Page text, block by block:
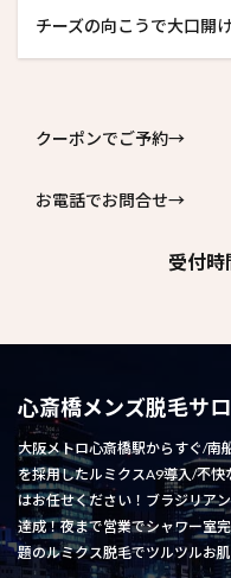
チーズの向こうで大口開
クーポンでご予約→
お電話でお問合せ→
受付時
心斎橋メンズ脱毛サ
大阪メトロ心斎橋駅からすぐ/南
を採用したルミクスA9導入/不
はお任せください！ブラジリア
達成！夜まで営業でシャワー室
題のルミクス脱毛でツルツルお